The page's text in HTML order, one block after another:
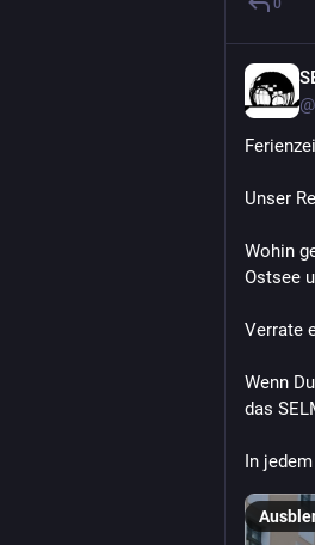
0
@
Unser
Wohin
Ostsee
Verrate
Wenn
das
In